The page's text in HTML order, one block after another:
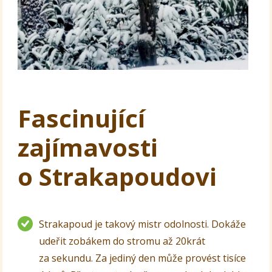
Fascinující
zajímavosti
o Strakapoudovi
Strakapoud je takový mistr odolnosti. Dokáže
udeřit zobákem do stromu až 20krát
za sekundu. Za jediný den může provést tisíce